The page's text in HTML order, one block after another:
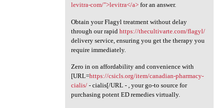
levitra-com/">levitra</a>for an answer.
Obtain your Flagyl treatment without delay
through our rapid https://thecultivarte.com/flagyl/
delivery service, ensuring you get the therapy you
require immediately.
Zero in on affordability and convenience with
[URL=https://csicls.org/item/canadian-pharmacy-
cialis/- cialis[/URL - , your go-to source for
purchasing potent ED remedies virtually.